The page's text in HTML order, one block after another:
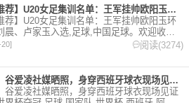
【好看推荐】U20女足集训名单：王军挂帅欧阳玉环领衔，刘晨、
荐】U20女足集训名单：王军挂帅欧阳玉环
晨、卢家玉入选,足球,中国足球。欢迎收藏
小时为你更新最新的足球，篮球体育资讯。
阅读(3274)
【足球】谷爱凌社媒晒照，身穿西班牙球衣现场见证西班牙世界杯夺
谷爱凌社媒晒照，身穿西班牙球衣现场见证